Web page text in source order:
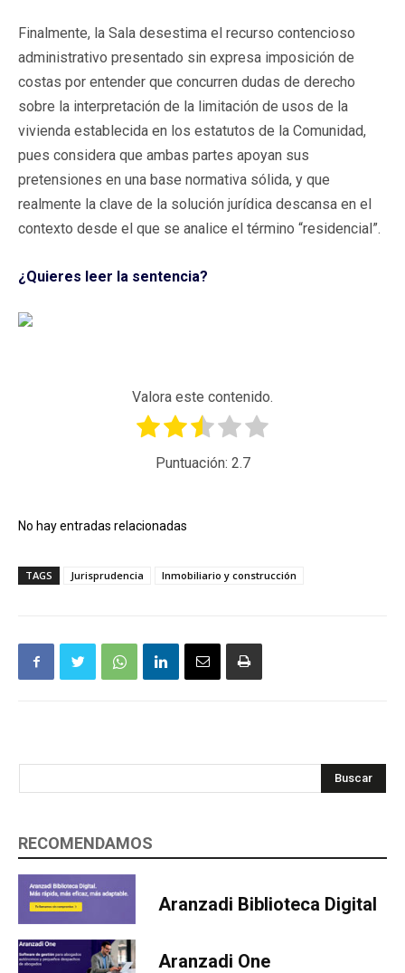
Finalmente, la Sala desestima el recurso contencioso
administrativo presentado sin expresa imposición de
costas por entender que concurren dudas de derecho
sobre la interpretación de la limitación de usos de la
vivienda establecida en los estatutos de la Comunidad,
pues considera que ambas partes apoyan sus
pretensiones en una base normativa sólida, y que
realmente la clave de la solución jurídica descansa en el
contexto desde el que se analice el término “residencial”.
¿Quieres leer la sentencia?
Valora este contenido.
Puntuación: 2.7
No hay entradas relacionadas
TAGS Jurisprudencia Inmobiliario y construcción
Buscar
RECOMENDAMOS
Aranzadi Biblioteca Digital
Aranzadi One